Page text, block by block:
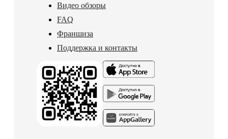
Видео обзоры
FAQ
Франшиза
Поддержка и контакты